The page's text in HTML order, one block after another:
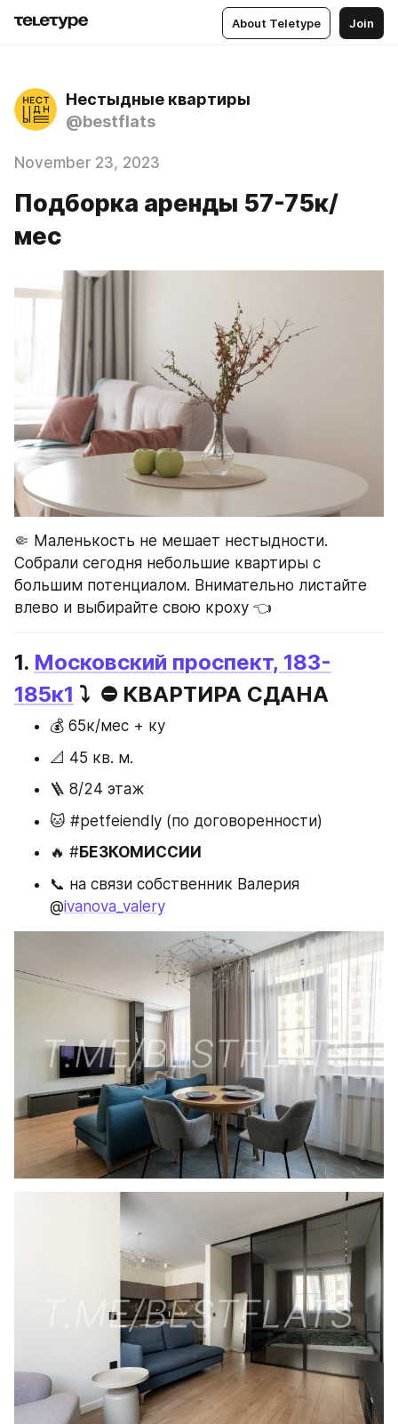
About Teletype Join
Нестыдные квартиры
@bestflats
November 23, 2023
Подборка аренды 57-75к/
мес
🤏 Маленькость не мешает нестыдности.
Собрали сегодня небольшие квартиры с
большим потенциалом. Внимательно листайте
влево и выбирайте свою кроху 👈
1. Московский проспект, 183-
185к1 ⤵️  ⛔️ КВАРТИРА СДАНА
💰 65к/мес + ку
📐 45 кв. м.
🪜 8/24 этаж
🐱 #petfeiendly (по договоренности)
🔥 #БЕЗКОМИССИИ
📞 на связи собственник Валерия
@ivanova_valery